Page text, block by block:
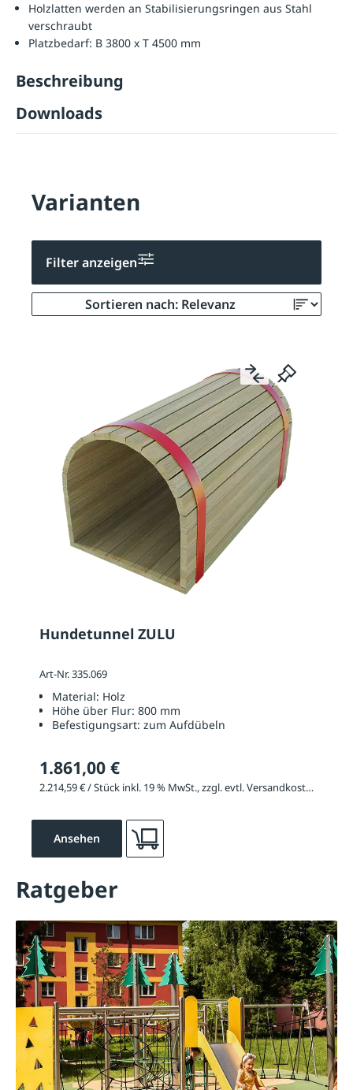
Holzlatten werden an Stabilisierungsringen aus Stahl
verschraubt
Platzbedarf: B 3800 x T 4500 mm
Beschreibung
Downloads
Varianten
Filter anzeigen
Hundetunnel ZULU
Art-Nr. 335.069
Material: Holz
Höhe über Flur: 800 mm
Befestigungsart: zum Aufdübeln
1.861,00 €
2.214,59 € / Stück inkl. 19 % MwSt., zzgl. evtl. Versandkosten
Ansehen
Ratgeber